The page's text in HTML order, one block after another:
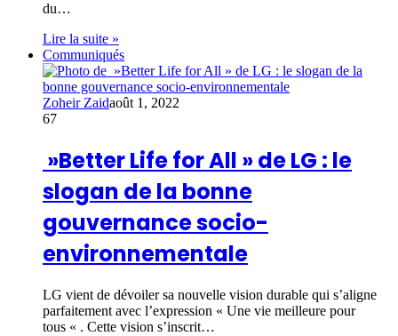
du…
Lire la suite »
Communiqués
Zoheir Zaidaoût 1, 2022
67
»Better Life for All » de LG : le
slogan de la bonne
gouvernance socio-
environnementale
LG vient de dévoiler sa nouvelle vision durable qui s’aligne
parfaitement avec l’expression « Une vie meilleure pour
tous « . Cette vision s’inscrit…